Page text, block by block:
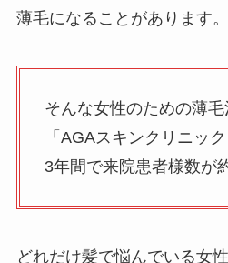
薄毛になることがあります。
そんな女性のための薄
「AGAスキンクリニッ
3年間で来院患者様数が
どれだけ髪で悩んでいる女